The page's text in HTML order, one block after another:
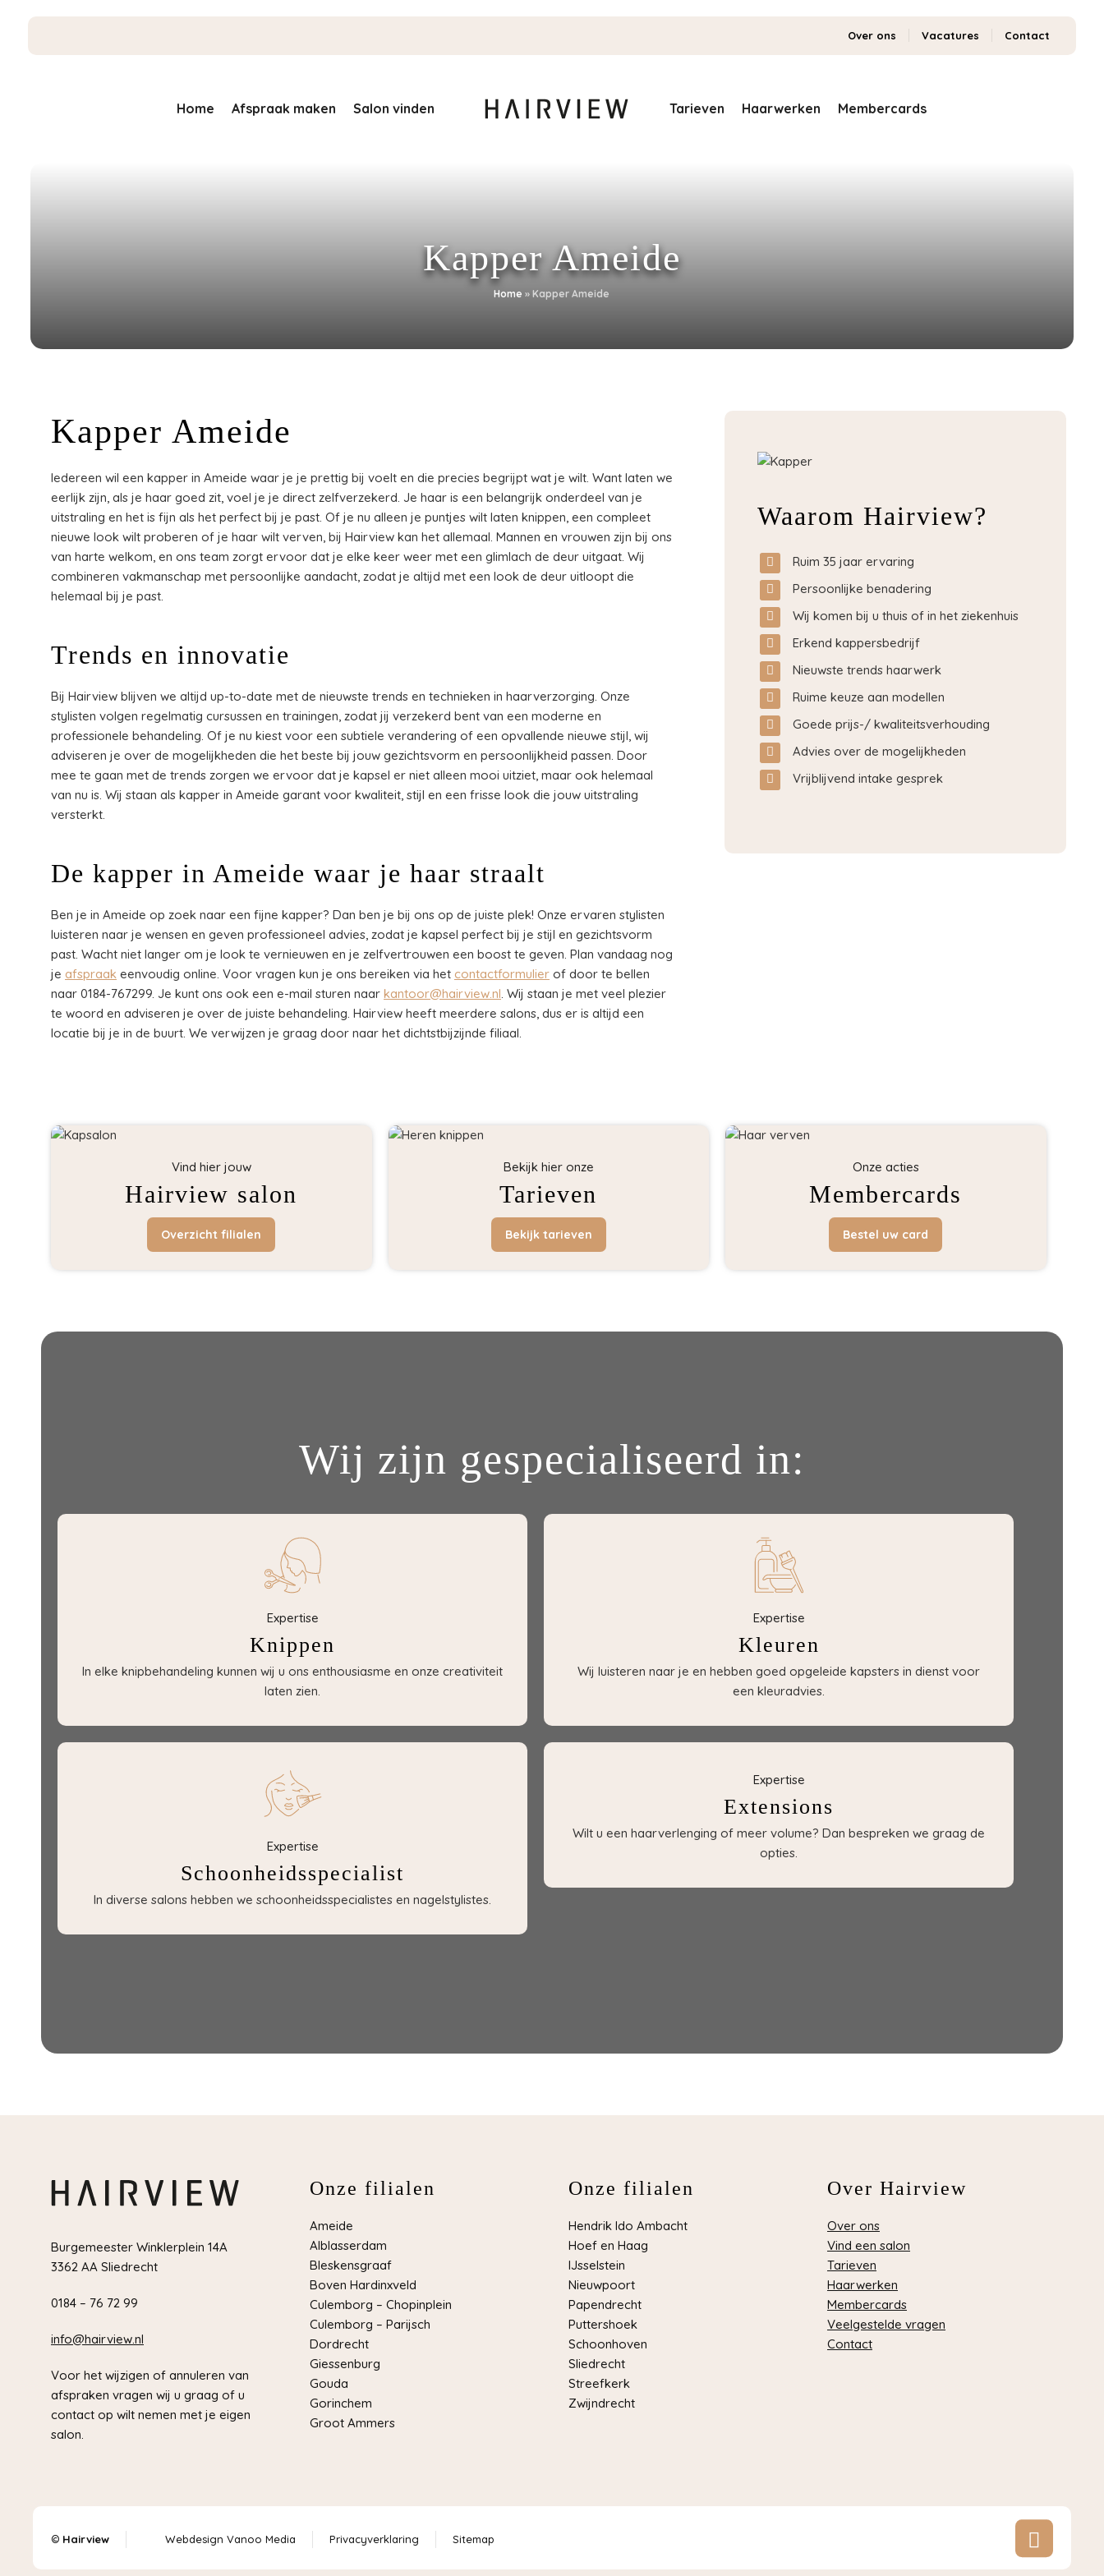
Over ons Vacatures Contact
Home Afspraak maken Salon vinden Tarieven Haarwerken Membercards
Kapper Ameide
Home »Kapper Ameide
Kapper Ameide
Iedereen wil een kapper in Ameide waar je je prettig bij voelt en die precies begrijpt wat je wilt. Want laten we
eerlijk zijn, als je haar goed zit, voel je je direct zelfverzekerd. Je haar is een belangrijk onderdeel van je
uitstraling en het is fijn als het perfect bij je past. Of je nu alleen je puntjes wilt laten knippen, een compleet
nieuwe look wilt proberen of je haar wilt verven, bij Hairview kan het allemaal. Mannen en vrouwen zijn bij ons
van harte welkom, en ons team zorgt ervoor dat je elke keer weer met een glimlach de deur uitgaat. Wij
combineren vakmanschap met persoonlijke aandacht, zodat je altijd met een look de deur uitloopt die
helemaal bij je past.
Trends en innovatie
Bij Hairview blijven we altijd up-to-date met de nieuwste trends en technieken in haarverzorging. Onze
stylisten volgen regelmatig cursussen en trainingen, zodat jij verzekerd bent van een moderne en
professionele behandeling. Of je nu kiest voor een subtiele verandering of een opvallende nieuwe stijl, wij
adviseren je over de mogelijkheden die het beste bij jouw gezichtsvorm en persoonlijkheid passen. Door
mee te gaan met de trends zorgen we ervoor dat je kapsel er niet alleen mooi uitziet, maar ook helemaal
van nu is. Wij staan als kapper in Ameide garant voor kwaliteit, stijl en een frisse look die jouw uitstraling
versterkt.
De kapper in Ameide waar je haar straalt
Ben je in Ameide op zoek naar een fijne kapper? Dan ben je bij ons op de juiste plek! Onze ervaren stylisten
luisteren naar je wensen en geven professioneel advies, zodat je kapsel perfect bij je stijl en gezichtsvorm
past. Wacht niet langer om je look te vernieuwen en je zelfvertrouwen een boost te geven. Plan vandaag nog
je afspraak eenvoudig online. Voor vragen kun je ons bereiken via het contactformulier of door te bellen
naar 0184-767299. Je kunt ons ook een e-mail sturen naar kantoor@hairview.nl. Wij staan je met veel plezier
te woord en adviseren je over de juiste behandeling. Hairview heeft meerdere salons, dus er is altijd een
locatie bij je in de buurt. We verwijzen je graag door naar het dichtstbijzijnde filiaal.
Waarom Hairview?
Ruim 35 jaar ervaring
Persoonlijke benadering
Wij komen bij u thuis of in het ziekenhuis
Erkend kappersbedrijf
Nieuwste trends haarwerk
Ruime keuze aan modellen
Goede prijs-/ kwaliteitsverhouding
Advies over de mogelijkheden
Vrijblijvend intake gesprek
Vind hier jouw
Hairview salon
Overzicht filialen
Bekijk hier onze
Tarieven
Bekijk tarieven
Onze acties
Membercards
Bestel uw card
Wij zijn gespecialiseerd in:
Expertise
Knippen
In elke knipbehandeling kunnen wij u ons enthousiasme en onze creativiteit
laten zien.
Expertise
Kleuren
Wij luisteren naar je en hebben goed opgeleide kapsters in dienst voor
een kleuradvies.
Expertise
Schoonheidsspecialist
In diverse salons hebben we schoonheidsspecialistes en nagelstylistes.
Expertise
Extensions
Wilt u een haarverlenging of meer volume? Dan bespreken we graag de
opties.
Burgemeester Winklerplein 14A
3362 AA Sliedrecht
0184 – 76 72 99
info@hairview.nl
Voor het wijzigen of annuleren van
afspraken vragen wij u graag of u
contact op wilt nemen met je eigen
salon.
Onze filialen
Ameide
Alblasserdam
Bleskensgraaf
Boven Hardinxveld
Culemborg – Chopinplein
Culemborg – Parijsch
Dordrecht
Giessenburg
Gouda
Gorinchem
Groot Ammers
Onze filialen
Hendrik Ido Ambacht
Hoef en Haag
IJsselstein
Nieuwpoort
Papendrecht
Puttershoek
Schoonhoven
Sliedrecht
Streefkerk
Zwijndrecht
Over Hairview
Over ons
Vind een salon
Tarieven
Haarwerken
Membercards
Veelgestelde vragen
Contact
© Hairview Webdesign Vanoo Media Privacyverklaring Sitemap